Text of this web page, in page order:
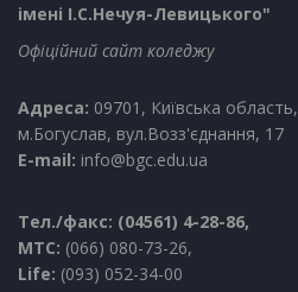
імені І.С.Нечуя-Левицького"
Офіційний сайт коледжу
Адреса: 09701, Київська область,
м.Богуслав, вул.Возз'єднання, 17
E-mail: info@bgc.edu.ua
Тел./факс: (04561) 4-28-86,
МТС: (066) 080-73-26,
Life: (093) 052-34-00